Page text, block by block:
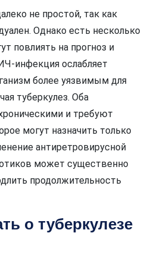
не простой, так как
Однако есть несколько
повлиять на прогноз и
инфекция ослабляет
более уязвимым для
туберкулез. Оба
и требуют
могут назначить только
антиретровирусной
может существенно
продолжительность
о туберкулезе